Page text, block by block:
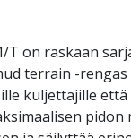
T on raskaan
terrain -
kuljettajille
pidon